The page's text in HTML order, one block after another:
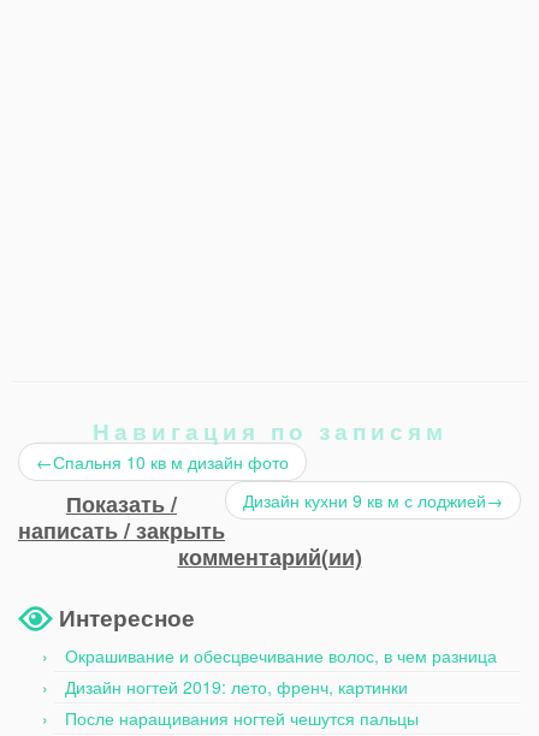
Навигация по записям
←Спальня 10 кв м дизайн фото
Дизайн кухни 9 кв м с лоджией→
Показать /
написать / закрыть
комментарий(ии)
Интересное
Окрашивание и обесцвечивание волос, в чем разница
Дизайн ногтей 2019: лето, френч, картинки
После наращивания ногтей чешутся пальцы